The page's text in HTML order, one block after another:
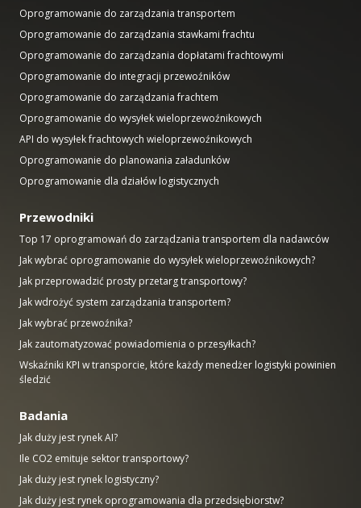
Oprogramowanie do zarządzania transportem
Oprogramowanie do zarządzania stawkami frachtu
Oprogramowanie do zarządzania dopłatami frachtowymi
Oprogramowanie do integracji przewoźników
Oprogramowanie do zarządzania frachtem
Oprogramowanie do wysyłek wieloprzewoźnikowych
API do wysyłek frachtowych wieloprzewoźnikowych
Oprogramowanie do planowania załadunków
Oprogramowanie dla działów logistycznych
Przewodniki
Top 17 oprogramowań do zarządzania transportem dla nadawców
Jak wybrać oprogramowanie do wysyłek wieloprzewoźnikowych?
Jak przeprowadzić prosty przetarg transportowy?
Jak wdrożyć system zarządzania transportem?
Jak wybrać przewoźnika?
Jak zautomatyzować powiadomienia o przesyłkach?
Wskaźniki KPI w transporcie, które każdy menedżer logistyki powinien
śledzić
Badania
Jak duży jest rynek AI?
Ile CO2 emituje sektor transportowy?
Jak duży jest rynek logistyczny?
Jak duży jest rynek oprogramowania dla przedsiębiorstw?